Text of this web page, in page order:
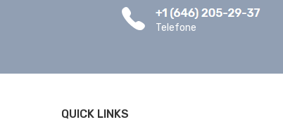
Telefone
QUICK LINKS